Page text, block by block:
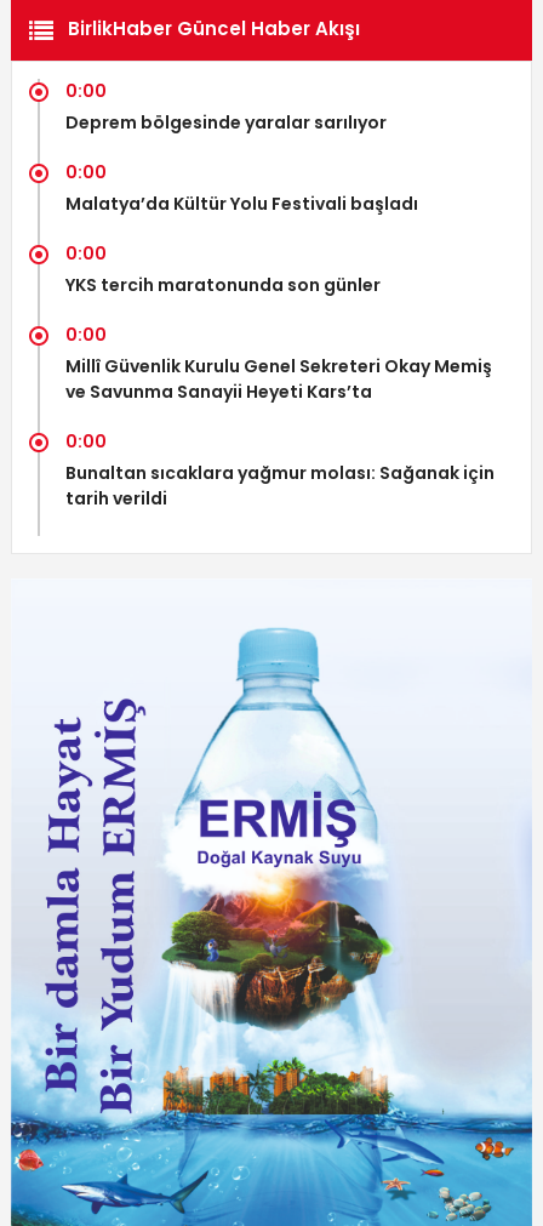
BirlikHaber Güncel Haber Akışı
0:00
Deprem bölgesinde yaralar sarılıyor
0:00
Malatya’da Kültür Yolu Festivali başladı
0:00
YKS tercih maratonunda son günler
0:00
Millî Güvenlik Kurulu Genel Sekreteri Okay Memiş
ve Savunma Sanayii Heyeti Kars’ta
0:00
Bunaltan sıcaklara yağmur molası: Sağanak için
tarih verildi